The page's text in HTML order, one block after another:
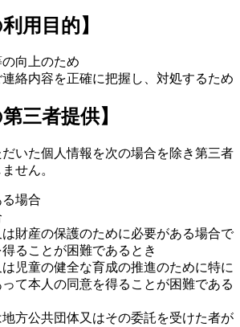
用目的】
の向上のため
連絡内容を正確に把握し、対処するため
三者提供】
いた個人情報を次の場合を除き第三者
せん。
る場合
は財産の保護のために必要がある場合で
ることが困難であるとき
は児童の健全な育成の推進のために特に
て本人の同意を得ることが困難である
地方公共団体又はその委託を受けた者が